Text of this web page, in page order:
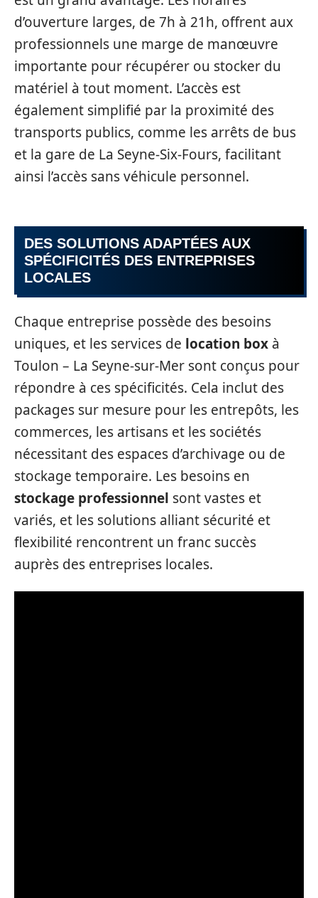
d’ouverture larges, de 7h à 21h, offrent aux
professionnels une marge de manœuvre
importante pour récupérer ou stocker du
matériel à tout moment. L’accès est
également simplifié par la proximité des
transports publics, comme les arrêts de bus
et la gare de La Seyne-Six-Fours, facilitant
ainsi l’accès sans véhicule personnel.
DES SOLUTIONS ADAPTÉES AUX
SPÉCIFICITÉS DES ENTREPRISES
LOCALES
Chaque entreprise possède des besoins
uniques, et les services de location box à
Toulon – La Seyne-sur-Mer sont conçus pour
répondre à ces spécificités. Cela inclut des
packages sur mesure pour les entrepôts, les
commerces, les artisans et les sociétés
nécessitant des espaces d’archivage ou de
stockage temporaire. Les besoins en
stockage professionnel sont vastes et
variés, et les solutions alliant sécurité et
flexibilité rencontrent un franc succès
auprès des entreprises locales.